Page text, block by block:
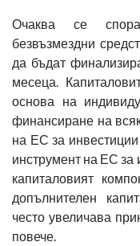
Очаква се
безвъзмездни
да бъдат
месеца.
основа на
финансиране на
на ЕС за
инструмент на ЕС за
капиталовият
допълнителен
често увеличава
повече.